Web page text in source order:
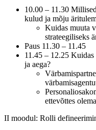
10.00 – 11.30
kulud ja mõju
Kuidas muuta
strateegiliseks
Paus 11.30 – 11.45
11.45 – 12.25 Kuidas
ja aega?
ettevõttes
II moodul: Rolli